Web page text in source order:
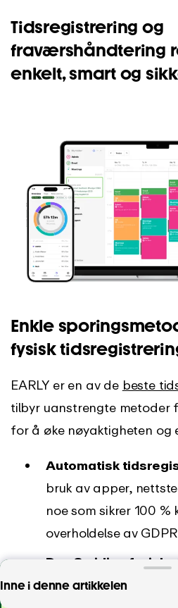
Inne i denne artikkelen
Leter du etter den enkleste,
Tidsregistrering og
fraværshåndtering
enkelt, smart og
Enkle
fysisk
EARLY er en av de beste
tilbyr uanstrengte metoder
for å øke nøyaktigheten og
Automatisk
bruk av apper,
noe som sikrer 100 %
overholdelse av
Den 8-sidige
gir et unikt preg, slik